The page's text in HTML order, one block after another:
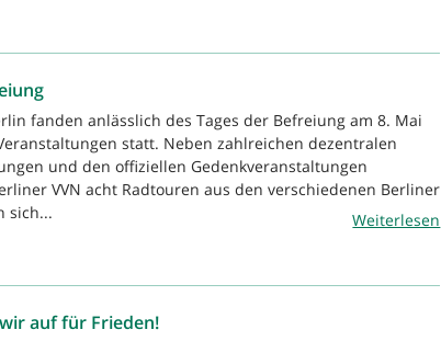
fanden anlässlich des Tages der Befreiung am 8. Mai
statt. Neben zahlreichen dezentralen
und den offiziellen Gedenkveranstaltungen
VVN acht Radtouren aus den verschiedenen Berliner
sich...
Weiterlesen
auf für Frieden!